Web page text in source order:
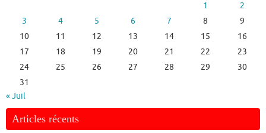
1
2
3
4 5 6 7 8
9
10
11 12 13 14 15
16
17
18 19 20 21 22
23
24
25 26 27 28 29
30
31
« Juil
Articles récents